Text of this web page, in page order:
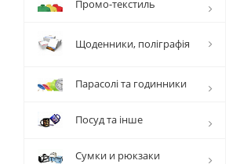
Промо-текстиль
Щоденники, поліграфія
Парасолі та годинники
Посуд та інше
Сумки и рюкзаки